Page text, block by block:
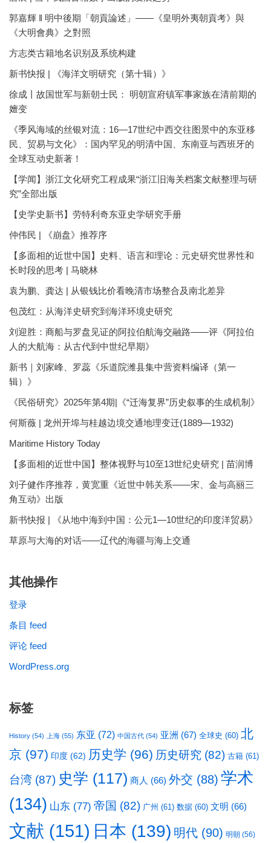
郭嘉輝 ‖ 明中後期「朝貢論述」——《皇明外夷朝貢考》與
《大明會典》之對照
方志类古籍地名识别及系统构建
新书快报 | 《海洋文明研究（第十辑）》
徐成丨故国世军与新朝士民： 明朝宣府镇军事家族在清前期的
嬗变
《季风海域的丝银对流：16—17世纪中西交往图景中的东亚移
民、贸易与文化》：国内罕见的明清中国、东南亚与西班牙的
全球互动史新著！
【学闻】浙江文化研究工程成果“浙江旧海关档案文献整理与研
究”全部出版
【史学史新书】劳特利奇东亚史学研究手册
仲伟民 | 《崩盘》推荐序
【多面相的近世中国】史料、语言和理论：元史研究世界性和
长时段的思考 | 马晓林
袁为鹏、龚达 | 从银钱比价看晚清市场整合及南北差异
包茂红：从海洋史研究到海洋环境史研究
刘迎胜：商船与罗盘见证的阿拉伯航海交融路——评《阿拉伯
人的大航海：从古代到中世纪早期》
新书｜刘家峰、罗蕊《乐道院潍县集中营资料编译（第一
辑）》
《民俗研究》2025年第4期|《“迁海复界”历史叙事的生成机制》
何斯薇 | 龙州开埠与桂越边境交通地理变迁(1889—1932)
Maritime History Today
【多面相的近世中国】整体视野与10至13世纪史研究 | 苗润博
刘子健作序推荐，黄宽重《近世中韩关系——宋、金与高丽三
角互动》出版
新书快报 | 《从地中海到中国：公元1—10世纪的印度洋贸易》
草原与大海的对话——辽代的海疆与海上交通
其他操作
登录
条目 feed
评论 feed
WordPress.org
标签
History (54) 上海 (55) 东亚 (72) 中国古代 (54) 亚洲 (67) 全球史 (60) 北
京 (97) 印度 (62) 历史学 (96) 历史研究 (82) 古籍 (61)
台湾 (87) 史学 (117) 商人 (66) 外交 (88) 学术
(134) 山东 (77) 帝国 (82) 广州 (61) 数据 (60) 文明 (66)
文献 (151) 日本 (139) 明代 (90) 明朝 (56)